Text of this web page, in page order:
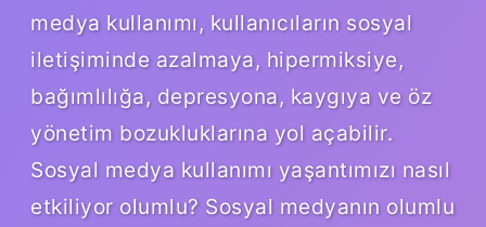
medya kullanımı, kullanıcıların sosyal
iletişiminde azalmaya, hipermiksiye,
bağımlılığa, depresyona, kaygıya ve öz
yönetim bozukluklarına yol açabilir.
Sosyal medya kullanımı yaşantımızı nasıl
etkiliyor olumlu? Sosyal medyanın olumlu